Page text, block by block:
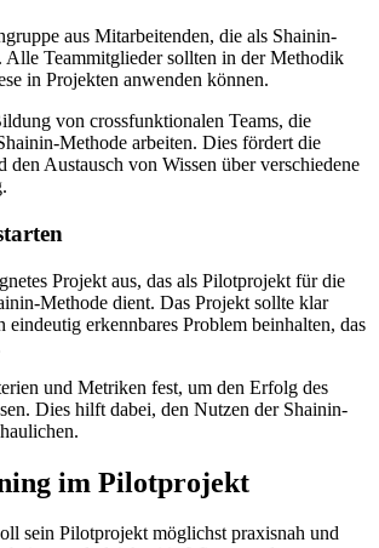
aus Mitarbeitenden, die als Shainin-
Alle Teammitglieder sollten in der Methodik
in Projekten anwenden können.
von crossfunktionalen Teams, die
Methode arbeiten. Dies fördert die
den Austausch von Wissen über verschiedene
Projekt aus, das als Pilotprojekt für die
Methode dient. Das Projekt sollte klar
eindeutig erkennbares Problem beinhalten, das
und Metriken fest, um den Erfolg des
Dies hilft dabei, den Nutzen der Shainin-
im Pilotprojekt
sein Pilotprojekt möglichst praxisnah und